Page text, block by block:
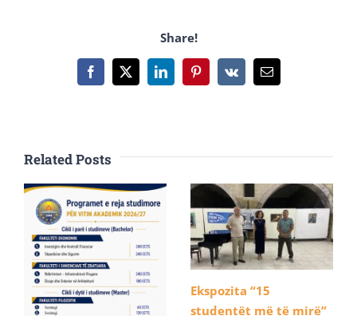
Share!
Facebook
X LinkedInPinterest
Vk Email
Related Posts
Ekspozita “15
studentët më të mirë”